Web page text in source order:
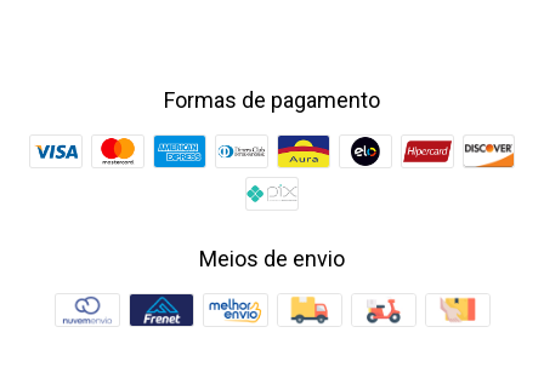
Formas de pagamento
Meios de envio